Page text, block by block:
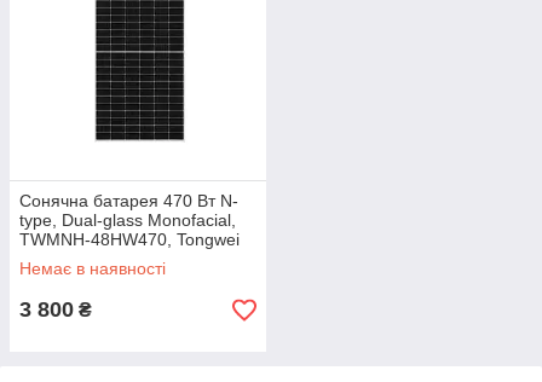
Сонячна батарея 470 Вт N-
type, Dual-glass Monofacial,
TWMNH-48HW470, Tongwei
Немає в наявності
3 800 ₴